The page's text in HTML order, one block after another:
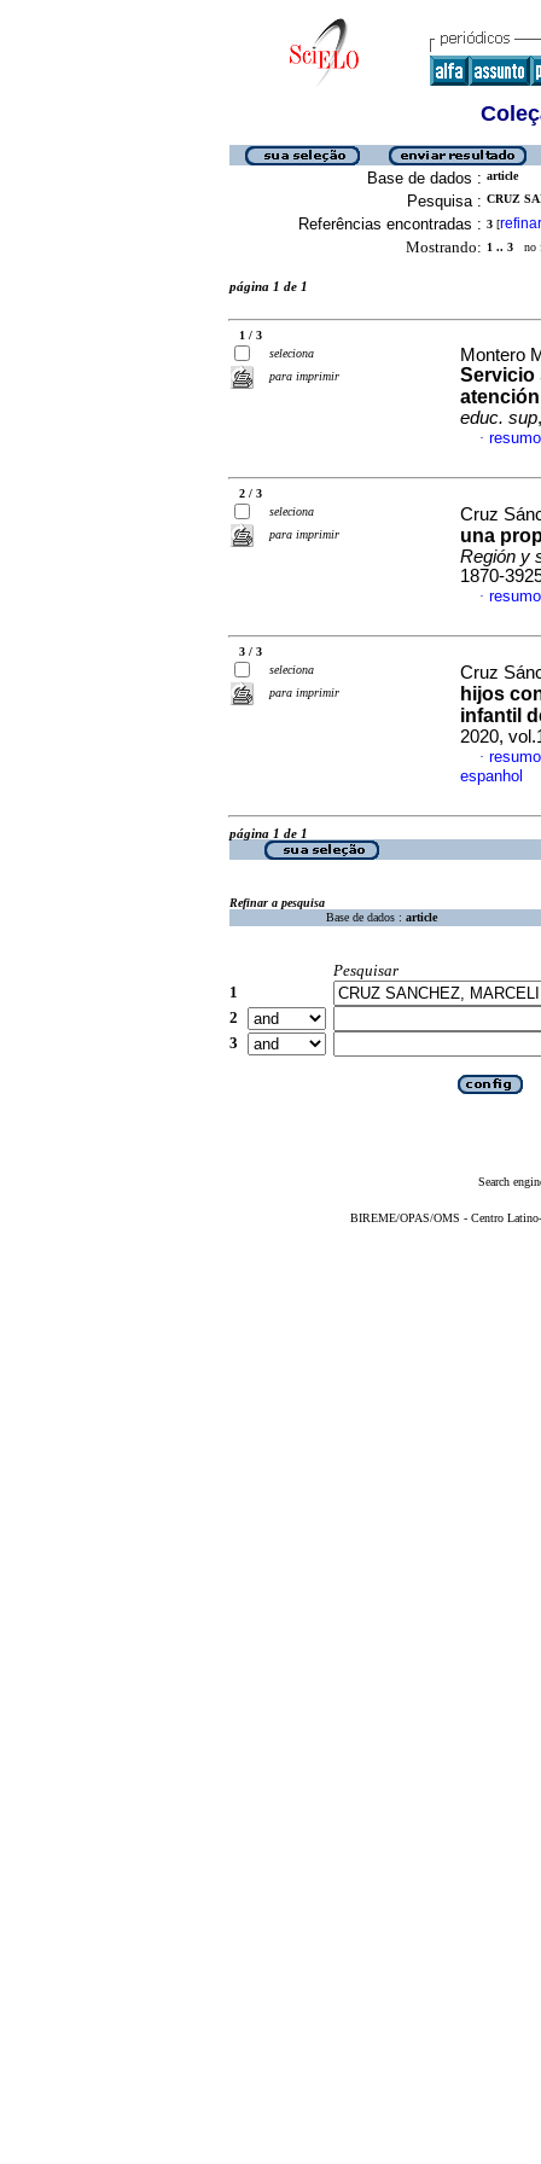
Base de dados : article
Pesquisa : CRUZ
Referências encontradas : 3 [refinar
Mostrando: 1 .. 3 no
página 1 de 1
1 / 3
seleciona
para imprimir
Montero
Servicio
educ. sup
·
2 / 3
seleciona
para imprimir
Cruz
una
Región y
1870-
·
3 / 3
seleciona
para imprimir
Cruz
hijos
infantil
2020,
·
espanhol
página 1 de 1
Refinar a pesquisa
Base de dados : article
Pesquisar
1
2
3
Search
BIREME/OPAS/OMS - Centro Latino-